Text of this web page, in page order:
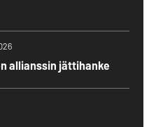
allianssin jättihanke